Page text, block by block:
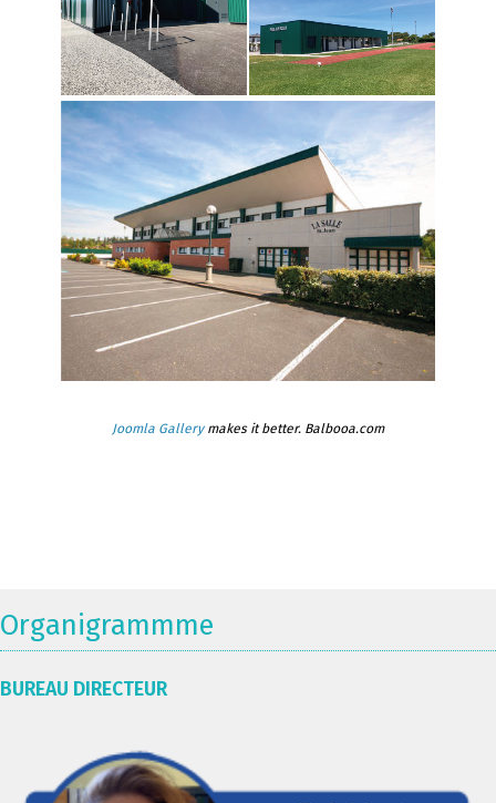
Joomla Gallerymakes it better. Balbooa.com
Organigrammme
BUREAU DIRECTEUR